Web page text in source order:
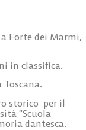
Forte dei Marmi,
in classifica.
storico per il
“Scuola
dantesca.